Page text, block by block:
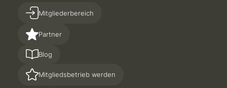
Partner
Blog
Mitgliedsbetrieb werden
Mitgliederbereich